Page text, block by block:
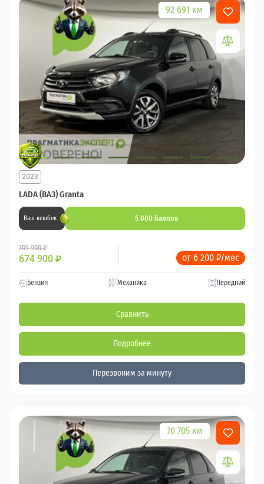
92 691 км
LADA (ВАЗ) Granta
2023
Ваш кешбек 5 000 баллов
709 900 ₽
674 900 ₽ от 6 200 ₽/мес
Бензин Механика Передний
Сравнить
Подробнее
Перезвоним за минуту
70 705 км